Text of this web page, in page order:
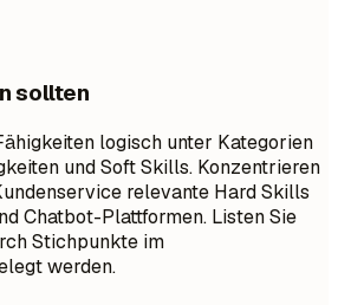
sollten
logisch unter Kategorien
und Soft Skills. Konzentrieren
relevante Hard Skills
Chatbot-Plattformen. Listen Sie
Stichpunkte im
werden.